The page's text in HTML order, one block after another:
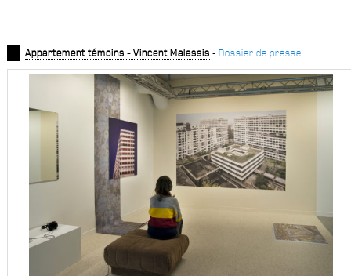
Appartement témoins - Vincent Malassis - Dossier de presse